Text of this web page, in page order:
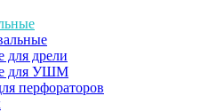
для дрели
для УШМ
перфораторов